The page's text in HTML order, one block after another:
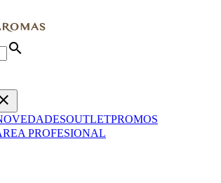
search
OUTLETPROMOS
PROFESIONAL